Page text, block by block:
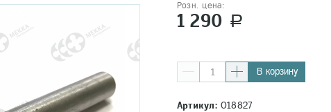
Розн. цена:
1 290 a
В корзину
Артикул:018827